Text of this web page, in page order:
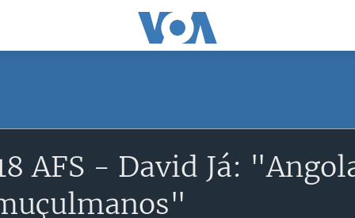
Apple Podcasts
AFS - David Já: